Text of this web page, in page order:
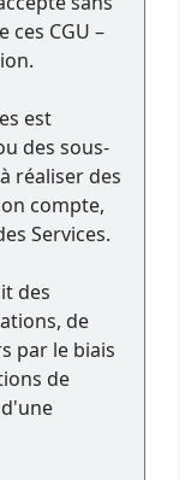
ces CGU –
est
des sous-
réaliser des
compte,
Services.
des
de
par le biais
de